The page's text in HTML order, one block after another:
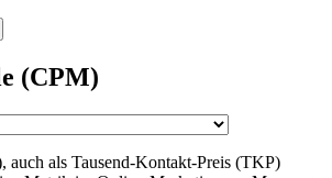
(CPM)
auch als Tausend-Kontakt-Preis (TKP)